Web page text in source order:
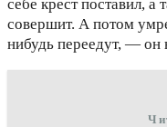
себе крест поставил, а
совершит. А потом
нибудь переедут, — он